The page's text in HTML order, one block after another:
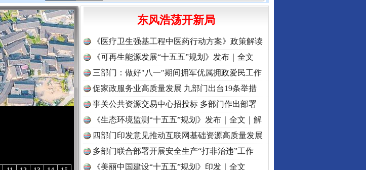
东风浩荡开新局
《医疗卫生强基工程中医药行动方案》政策解读
《可再生能源发展“十五五”规划》发布｜全文
三部门：做好"八一"期间拥军优属拥政爱民工作
促家政服务业高质量发展 九部门出台19条举措
事关公共资源交易中心招投标 多部门作出部署
《生态环境监测“十五五”规划》发布｜全文｜解
读
四部门印发意见推动互联网基础资源高质量发展
多部门联合部署开展安全生产“打非治违”工作
《美丽中国建设“十五五”规划》印发｜全文